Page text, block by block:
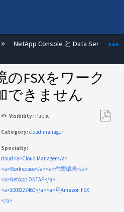
展開/折りたたむ
NetApp Console と Data Services
のFSXをワーク
できません
Visibility: Public
Category:cloud-manager
Specialty:
cloud<a>Cloud Manager</a>
<a>Workspace</a><a>作業環境</a>
<a>NetApp ONTAP</a>
<a>2009227460</a><a>用Amazon FSX
</a>